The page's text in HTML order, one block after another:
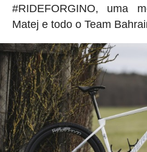
#RIDEFORGINO, uma
Matej e todo o Team